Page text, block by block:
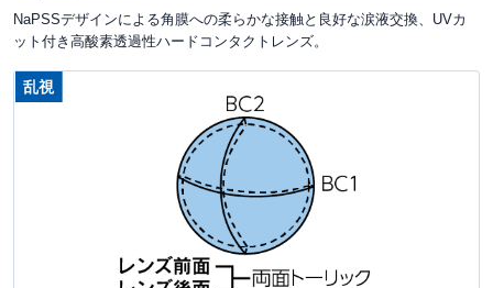
NaPSSデザインによる角膜への柔らかな接触と良好な涙液交換、UVカ
ット付き高酸素透過性ハードコンタクトレンズ。
乱視